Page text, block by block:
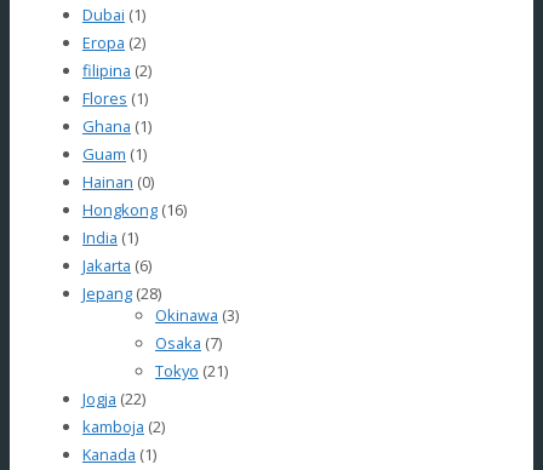
Dubai (1)
Eropa (2)
filipina (2)
Flores (1)
Ghana (1)
Guam (1)
Hainan (0)
Hongkong (16)
India (1)
Jakarta (6)
Jepang (28)
Okinawa (3)
Osaka (7)
Tokyo (21)
Jogja (22)
kamboja (2)
Kanada (1)